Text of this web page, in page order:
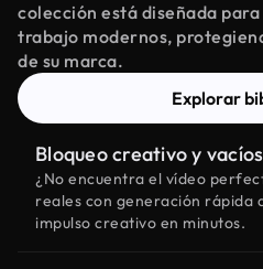
colección está diseñada
trabajo modernos,
de su marca.
Explorar
Bloqueo creativo y
¿No encuentra el vídeo
reales con generación rápida
impulso creativo en minutos.